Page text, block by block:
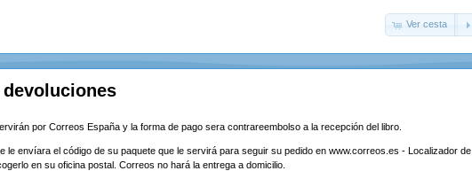
Ver cesta
por Correos España y la forma de pago sera contrareembolso a la recepción del libro.
le envíara el código de su paquete que le servirá para seguir su pedido en www.correos.es - Localizador de
en su oficina postal. Correos no hará la entrega a domicilio.